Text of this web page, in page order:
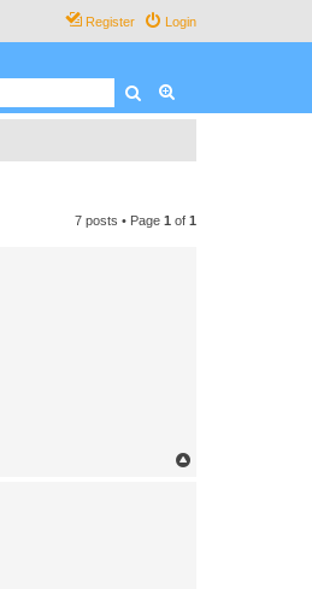
Login
Register
Search
7 posts • Page 1 of 1